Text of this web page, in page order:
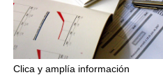
Clica y amplía información